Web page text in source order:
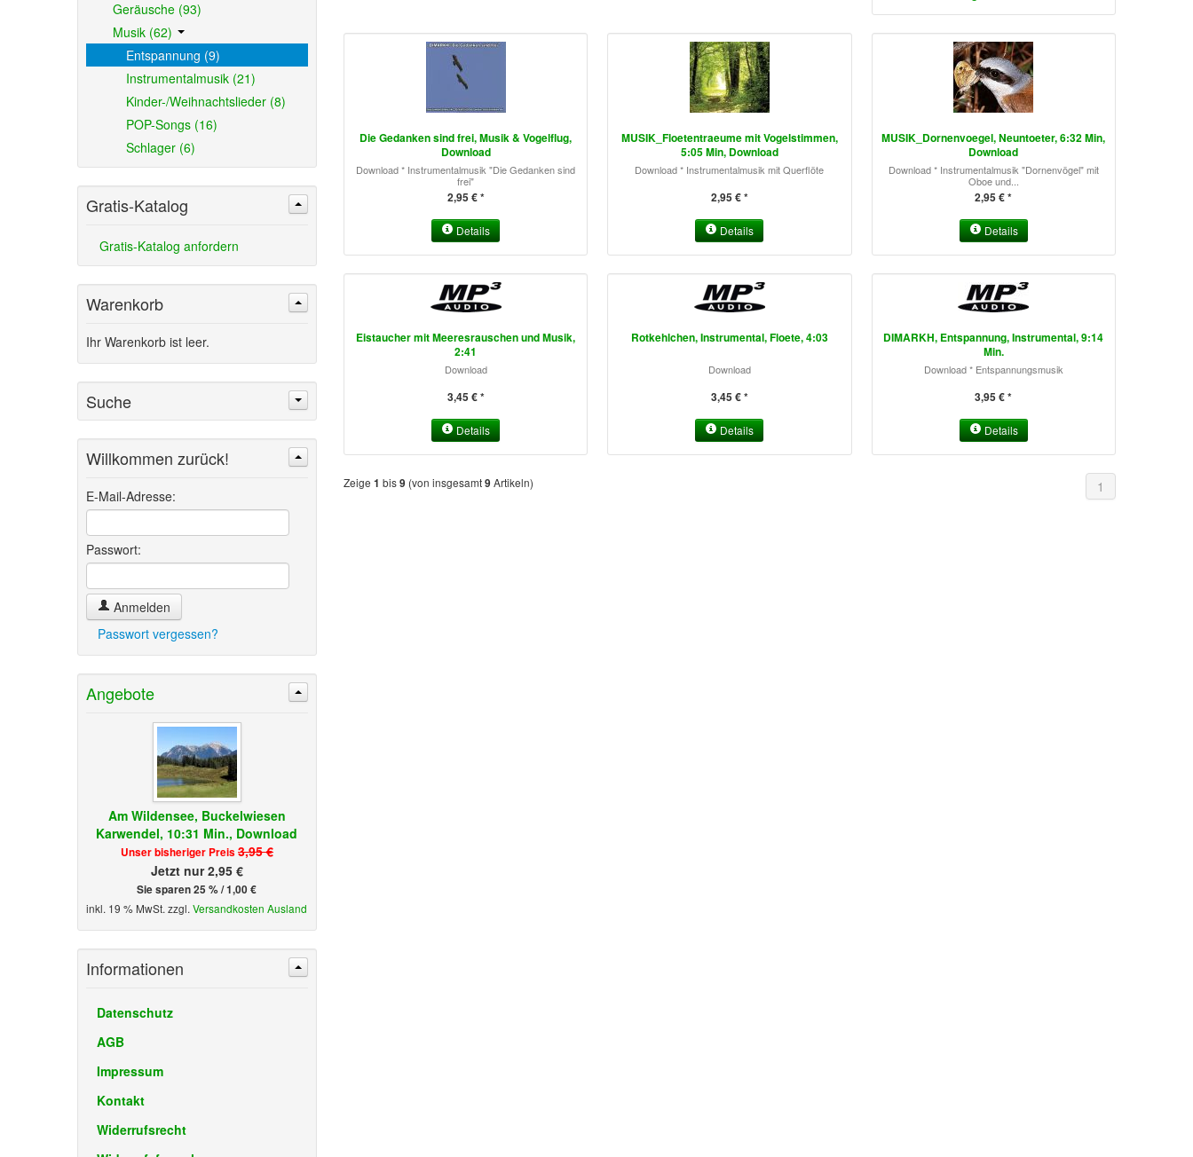
Die Gedanken sind frei, Musik & Vogelflug,
Download
Download * Instrumentalmusik "Die Gedanken sind
frei"
2,95 € *
Details
MUSIK_Floetentraeume mit Vogelstimmen,
5:05 Min, Download
Download * Instrumentalmusik mit Querflöte
2,95 € *
Details
MUSIK_Dornenvoegel, Neuntoeter, 6:32 Min,
Download
Download * Instrumentalmusik "Dornenvögel" mit
Oboe und...
2,95 € *
Details
Eistaucher mit Meeresrauschen und Musik,
2:41
Download
3,45 € *
Details
Rotkehlchen, Instrumental, Floete, 4:03
Download
3,45 € *
Details
DIMARKH, Entspannung, Instrumental, 9:14
Min.
Download * Entspannungsmusik
3,95 € *
Details
Zeige 1 bis9 (von insgesamt9 Artikeln) 1
Geräusche (93)
Musik (62)
Entspannung (9)
Instrumentalmusik (21)
Kinder-/Weihnachtslieder (8)
POP-Songs (16)
Schlager (6)
Gratis-Katalog
Gratis-Katalog anfordern
Warenkorb
Ihr Warenkorb ist leer.
Suche
Willkommen zurück!
E-Mail-Adresse:
Passwort:
Anmelden
Passwort vergessen?
Angebote
Am Wildensee, Buckelwiesen
Karwendel, 10:31 Min., Download
Unser bisheriger Preis 3,95 €
Jetzt nur 2,95 €
Sie sparen 25 % / 1,00 €
inkl. 19 % MwSt. zzgl.Versandkosten Ausland
Informationen
Datenschutz
AGB
Impressum
Kontakt
Widerrufsrecht